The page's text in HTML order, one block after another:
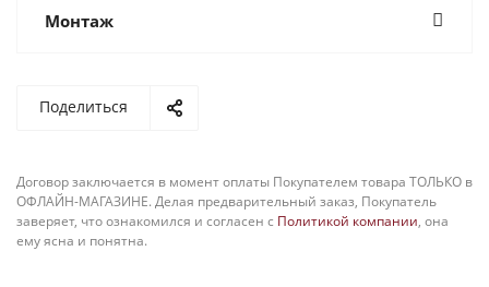
Монтаж
Поделиться
Договор заключается в момент оплаты Покупателем товара ТОЛЬКО в
ОФЛАЙН-МАГАЗИНЕ. Делая предварительный заказ, Покупатель
заверяет, что ознакомился и согласен с Политикой компании, она
ему ясна и понятна.